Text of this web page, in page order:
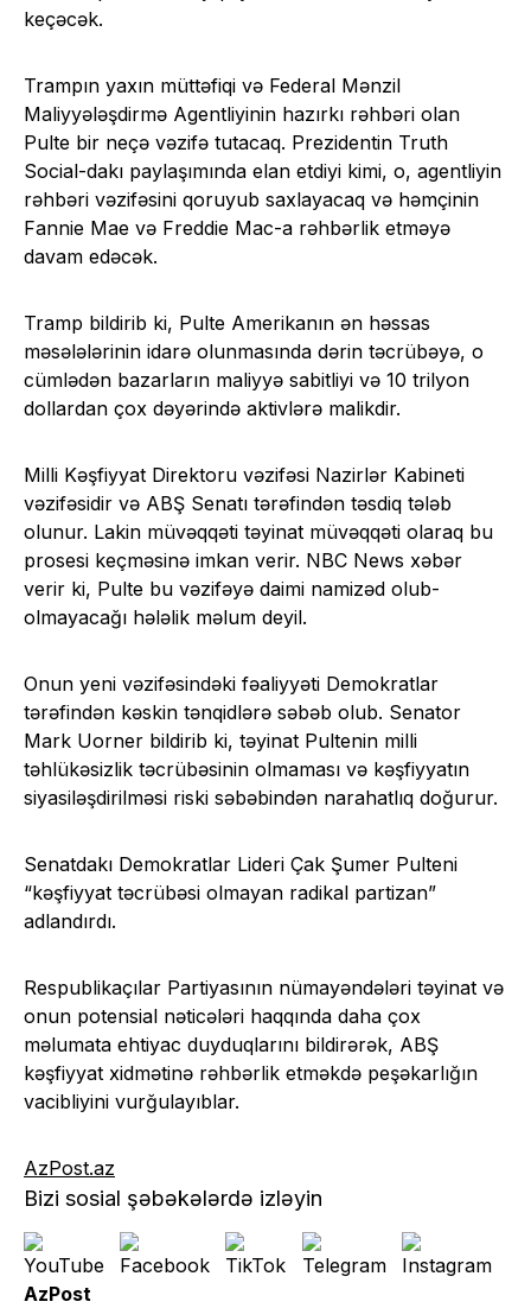
keçəcək.
Trampın yaxın müttəfiqi və Federal Mənzil
Maliyyələşdirmə Agentliyinin hazırkı rəhbəri olan
Pulte bir neçə vəzifə tutacaq. Prezidentin Truth
Social-dakı paylaşımında elan etdiyi kimi, o, agentliyin
rəhbəri vəzifəsini qoruyub saxlayacaq və həmçinin
Fannie Mae və Freddie Mac-a rəhbərlik etməyə
davam edəcək.
Tramp bildirib ki, Pulte Amerikanın ən həssas
məsələlərinin idarə olunmasında dərin təcrübəyə, o
cümlədən bazarların maliyyə sabitliyi və 10 trilyon
dollardan çox dəyərində aktivlərə malikdir.
Milli Kəşfiyyat Direktoru vəzifəsi Nazirlər Kabineti
vəzifəsidir və ABŞ Senatı tərəfindən təsdiq tələb
olunur. Lakin müvəqqəti təyinat müvəqqəti olaraq bu
prosesi keçməsinə imkan verir. NBC News xəbər
verir ki, Pulte bu vəzifəyə daimi namizəd olub-
olmayacağı hələlik məlum deyil.
Onun yeni vəzifəsindəki fəaliyyəti Demokratlar
tərəfindən kəskin tənqidlərə səbəb olub. Senator
Mark Uorner bildirib ki, təyinat Pultenin milli
təhlükəsizlik təcrübəsinin olmaması və kəşfiyyatın
siyasiləşdirilməsi riski səbəbindən narahatlıq doğurur.
Senatdakı Demokratlar Lideri Çak Şumer Pulteni
“kəşfiyyat təcrübəsi olmayan radikal partizan”
adlandırdı.
Respublikaçılar Partiyasının nümayəndələri təyinat və
onun potensial nəticələri haqqında daha çox
məlumata ehtiyac duyduqlarını bildirərək, ABŞ
kəşfiyyat xidmətinə rəhbərlik etməkdə peşəkarlığın
vacibliyini vurğulayıblar.
AzPost.az
Bizi sosial şəbəkələrdə izləyin
AzPost